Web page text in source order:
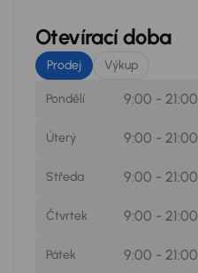
Otevírací doba
Prodej Výkup
Pondělí 9:00 - 21:00
Úterý 9:00 - 21:00
Středa 9:00 - 21:00
Čtvrtek 9:00 - 21:00
Pátek 9:00 - 21:00